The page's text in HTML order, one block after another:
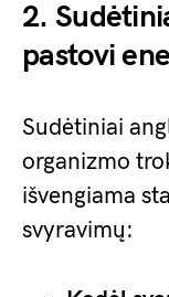
2.
pastovi
Sudėtiniai
organizmo
išvengiama
svyravimų: